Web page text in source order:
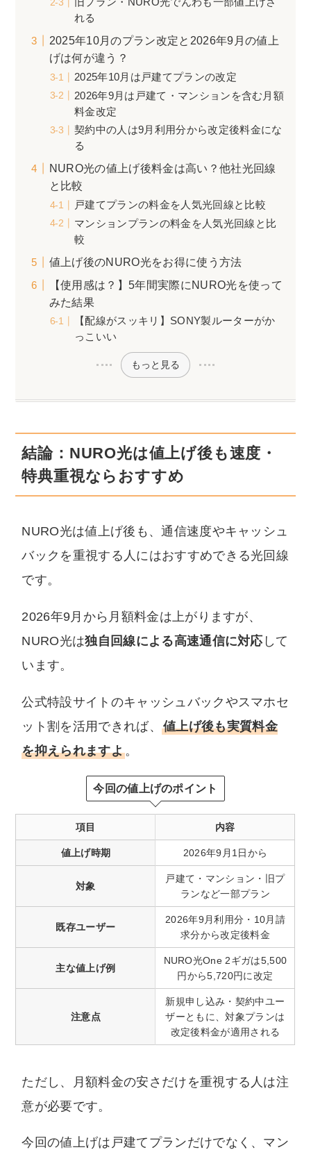
旧プラン・NURO光でんわも一部値上げさ
れる
2025年10月のプラン改定と2026年9月の値上
げは何が違う？
2025年10月は戸建てプランの改定
2026年9月は戸建て・マンションを含む月額
料金改定
契約中の人は9月利用分から改定後料金にな
る
NURO光の値上げ後料金は高い？他社光回線
と比較
戸建てプランの料金を人気光回線と比較
マンションプランの料金を人気光回線と比
較
値上げ後のNURO光をお得に使う方法
【使用感は？】5年間実際にNURO光を使って
みた結果
【配線がスッキリ】SONY製ルーターがか
っこいい
もっと見る
結論：NURO光は値上げ後も速度・
特典重視ならおすすめ
NURO光は値上げ後も、通信速度やキャッシュ
バックを重視する人にはおすすめできる光回線
です。
2026年9月から月額料金は上がりますが、
NURO光は独自回線による高速通信に対応して
います。
公式特設サイトのキャッシュバックやスマホセ
ット割を活用できれば、 値上げ後も実質料金
を抑えられますよ。
今回の値上げのポイント
項目 内容
値上げ時期 2026年9月1日から
対象
戸建て・マンション・旧プ
ランなど一部プラン
既存ユーザー
2026年9月利用分・10月請
求分から改定後料金
主な値上げ例
NURO光One 2ギガは5,500
円から5,720円に改定
注意点
新規申し込み・契約中ユー
ザーともに、対象プランは
改定後料金が適用される
ただし、月額料金の安さだけを重視する人は注
意が必要です。
今回の値上げは戸建てプランだけでなく、マン